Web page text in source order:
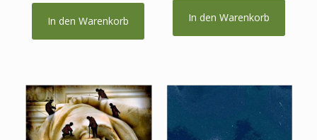
In den Warenkorb In den Warenkorb